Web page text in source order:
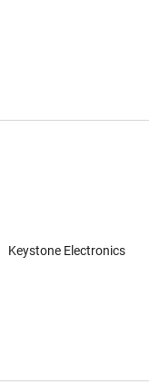
Keystone Electronics